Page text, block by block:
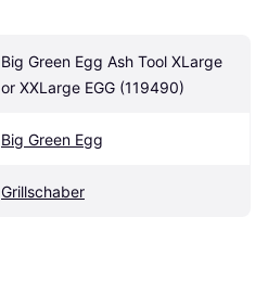
Big Green Egg Ash Tool XLarge
or XXLarge EGG (119490)
Big Green Egg
Grillschaber